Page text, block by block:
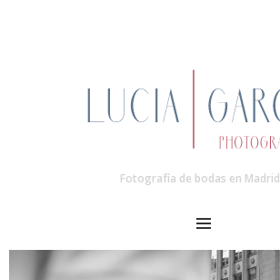
Fotografía de bodas en Madrid
MENU